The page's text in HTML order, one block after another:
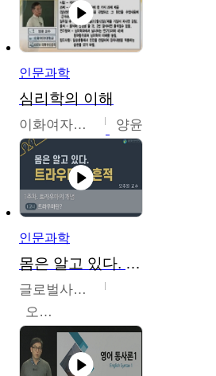
인문과학
심리학의 이해
이화여자대학교 양윤
인문과학
몸은 알고 있다. 트라우마의 흔적
글로벌사이버대학교
오주원